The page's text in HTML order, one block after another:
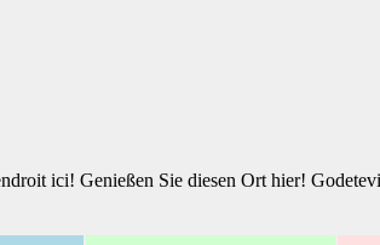
ici! Genießen Sie diesen Ort hier!